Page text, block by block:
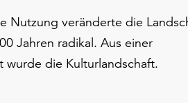
Nutzung veränderte die
Jahren radikal. Aus einer
wurde die Kulturlandschaft.